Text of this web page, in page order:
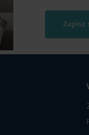
Zapisz